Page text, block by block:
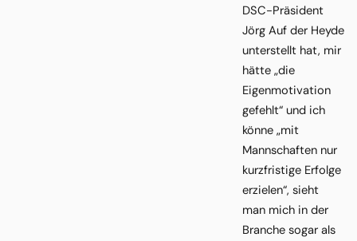
DSC-Präsident
Jörg Auf der Heyde
unterstellt hat, mir
hätte „die
Eigenmotivation
gefehlt“ und ich
könne „mit
Mannschaften nur
kurzfristige Erfolge
erzielen“, sieht
man mich in der
Branche sogar als